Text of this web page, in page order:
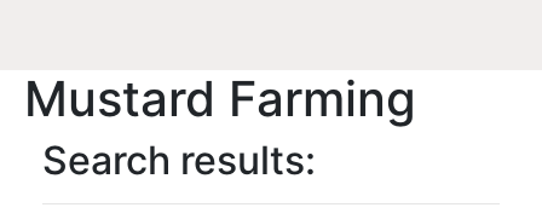
Mustard Farming
Search results: